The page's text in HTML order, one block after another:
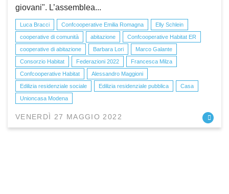
giovani". L’assemblea...
Luca Bracci Confcooperative Emilia Romagna
Elly Schlein
cooperative di comunità
abitazione
Confcooperative Habitat ER
cooperative di abitazione
Barbara Lori
Marco Galante
Consorzio Habitat
Federazioni 2022
Francesca Milza
Confcooperative Habitat
Alessandro Maggioni
Edilizia residenziale sociale
Edilizia residenziale pubblica
Casa
Unioncasa Modena
VENERDÌ 27 MAGGIO 2022